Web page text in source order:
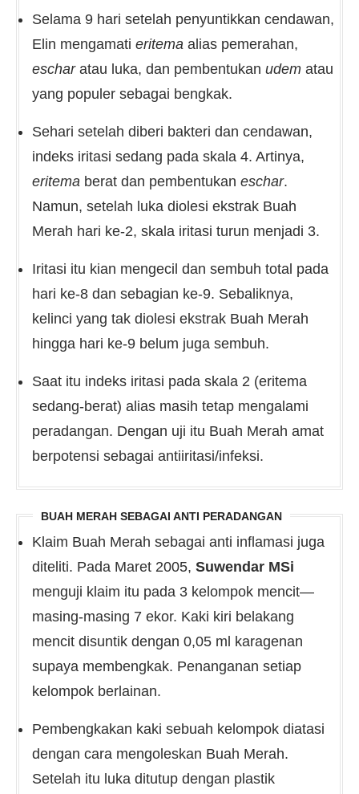
Selama 9 hari setelah penyuntikkan cendawan,
Elin mengamati eritema alias pemerahan,
escharatau luka, dan pembentukan udem atau
yang populer sebagai bengkak.
Sehari setelah diberi bakteri dan cendawan,
indeks iritasi sedang pada skala 4. Artinya,
eritema berat dan pembentukan eschar.
Namun, setelah luka diolesi ekstrak Buah
Merah hari ke-2, skala iritasi turun menjadi 3.
Iritasi itu kian mengecil dan sembuh total pada
hari ke-8 dan sebagian ke-9. Sebaliknya,
kelinci yang tak diolesi ekstrak Buah Merah
hingga hari ke-9 belum juga sembuh.
Saat itu indeks iritasi pada skala 2 (eritema
sedang-berat) alias masih tetap mengalami
peradangan. Dengan uji itu Buah Merah amat
berpotensi sebagai antiiritasi/infeksi.
BUAH MERAH SEBAGAI ANTI PERADANGAN
Klaim Buah Merah sebagai anti inflamasi juga
diteliti. Pada Maret 2005, Suwendar MSi
menguji klaim itu pada 3 kelompok mencit—
masing-masing 7 ekor. Kaki kiri belakang
mencit disuntik dengan 0,05 ml karagenan
supaya membengkak. Penanganan setiap
kelompok berlainan.
Pembengkakan kaki sebuah kelompok diatasi
dengan cara mengoleskan Buah Merah.
Setelah itu luka ditutup dengan plastik